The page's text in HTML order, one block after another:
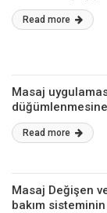
Read more
Masaj
Read more
Masaj Değişen
bakım